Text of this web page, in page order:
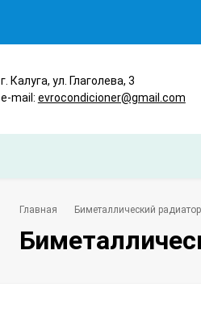
г. Калуга, ул. Глаголева, 3
e-mail: evrocondicioner@gmail.com
Главная Биметаллический